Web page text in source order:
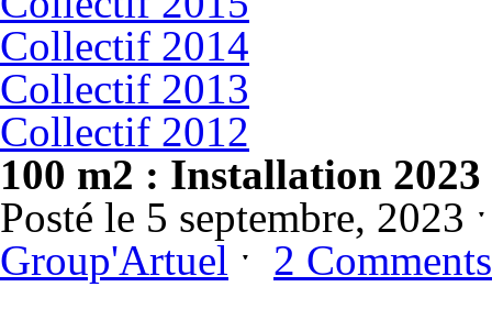
Collectif 2014
Collectif 2013
Collectif 2012
100 m2 : Installation 2023
Posté le 5 septembre, 2023
Group'Artuel ˑ 2 Comments